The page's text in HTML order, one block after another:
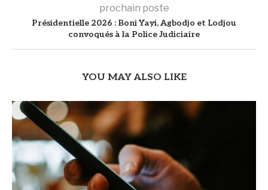
prochain poste
Présidentielle 2026 : Boni Yayi, Agbodjo et Lodjou
convoqués à la Police Judiciaire
YOU MAY ALSO LIKE